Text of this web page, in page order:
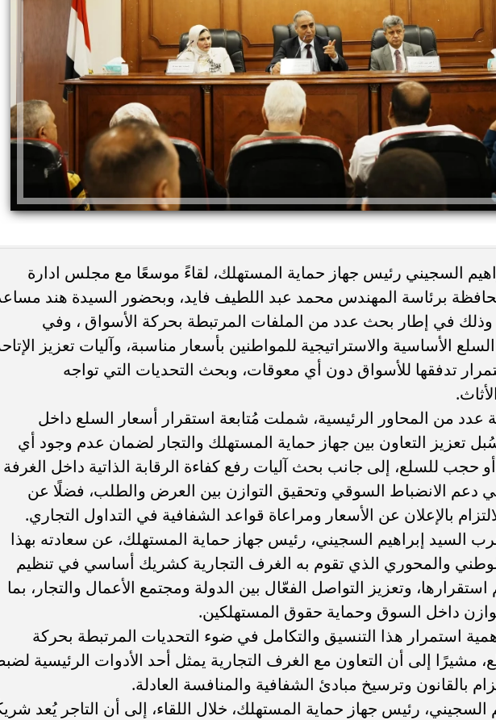
السجيني رئيس جهاز حماية المستهلك، لقاءً موسعًا مع مجلس ادارة
برئاسة المهندس محمد عبد اللطيف فايد، وبحضور السيدة هند
وذلك في إطار بحث عدد من الملفات المرتبطة بحركة الأسواق ، وفي
الأساسية والاستراتيجية للمواطنين بأسعار مناسبة، وآليات تعزيز
تدفقها للأسواق دون أي معوقات، وبحث التحديات التي تواجه
عدد من المحاور الرئيسية، شملت مُتابعة استقرار أسعار السلع داخل
تعزيز التعاون بين جهاز حماية المستهلك والتجار لضمان عدم وجود أي
حجب للسلع، إلى جانب بحث آليات رفع كفاءة الرقابة الذاتية داخل الغرفة
دعم الانضباط السوقي وتحقيق التوازن بين العرض والطلب، فضلًا عن
بالإعلان عن الأسعار ومراعاة قواعد الشفافية في التداول التجاري.
السيد إبراهيم السجيني، رئيس جهاز حماية المستهلك، عن سعادته بهذا
الوطني والمحوري الذي تقوم به الغرف التجارية كشريك أساسي في تنظيم
وتعزيز التواصل الفعّال بين الدولة ومجتمع الأعمال والتجار، بما
داخل السوق وحماية حقوق المستهلكين.
استمرار هذا التنسيق والتكامل في ضوء التحديات المرتبطة بحركة
مشيرًا إلى أن التعاون مع الغرف التجارية يمثل أحد الأدوات الرئيسية
بالقانون وترسيخ مبادئ الشفافية والمنافسة العادلة.
السجيني، رئيس جهاز حماية المستهلك، خلال اللقاء، إلى أن التاجر يُعد
رحلت في أثناء أداء رسالتها.. وفاة ممرضة
بمستشفى بني عبيد والأهالي ينعونها
محافظ القاهرة يعتمد جدول إمتحانات
الثاني للعام الدراسي ٢٠٢٥...